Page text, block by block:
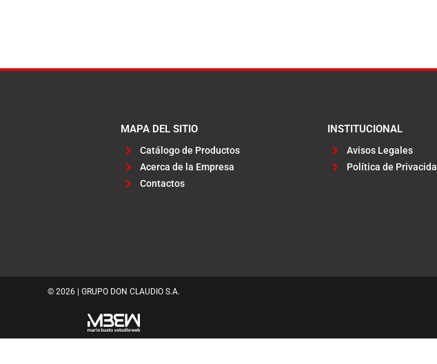
MAPA DEL SITIO
Catálogo de Productos
Acerca de la Empresa
Contactos
INSTITUCIONAL
Avisos Legales
Política de
© 2026 | GRUPO DON CLAUDIO S.A.